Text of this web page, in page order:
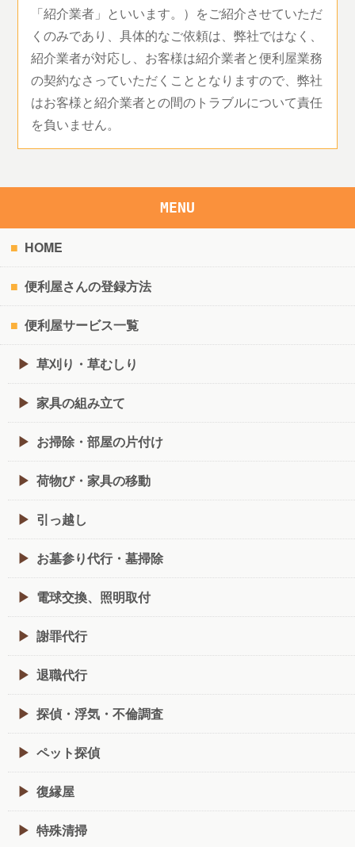
「紹介業者」といいます。）をご紹介させていただ
くのみであり、具体的なご依頼は、弊社ではなく、
紹介業者が対応し、お客様は紹介業者と便利屋業務
の契約なさっていただくこととなりますので、弊社
はお客様と紹介業者との間のトラブルについて責任
を負いません。
MENU
HOME
便利屋さんの登録方法
便利屋サービス一覧
草刈り・草むしり
家具の組み立て
お掃除・部屋の片付け
荷物び・家具の移動
引っ越し
お墓参り代行・墓掃除
電球交換、照明取付
謝罪代行
退職代行
探偵・浮気・不倫調査
ペット探偵
復縁屋
特殊清掃